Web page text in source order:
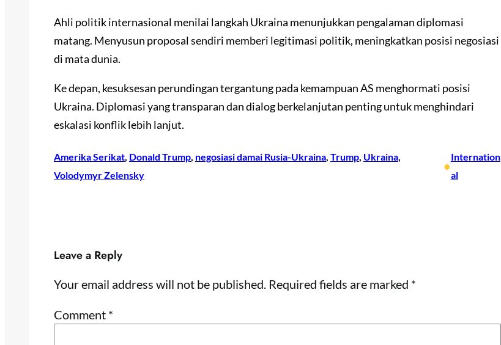
Ahli politik internasional menilai langkah Ukraina menunjukkan pengalaman diplomasi
matang. Menyusun proposal sendiri memberi legitimasi politik, meningkatkan posisi negosiasi
di mata dunia.
Ke depan, kesuksesan perundingan tergantung pada kemampuan AS menghormati posisi
Ukraina. Diplomasi yang transparan dan dialog berkelanjutan penting untuk menghindari
eskalasi konflik lebih lanjut.
Amerika Serikat, Donald Trump, negosiasi damai Rusia-Ukraina, Trump, Ukraina
Volodymyr Zelensky
•
Internation
al
Leave a Reply
Your email address will not be published. Required fields are marked *
Comment *